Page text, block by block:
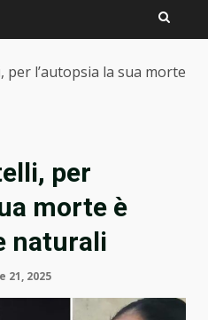
per l’autopsia la sua morte
per
morte è
naturali
21, 2025